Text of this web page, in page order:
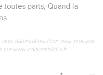
toutes parts, Quand la
autorisation. Pour vous procurer
sur www.editionsbiblio.fr